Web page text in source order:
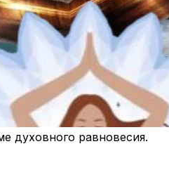
духовного равновесия.